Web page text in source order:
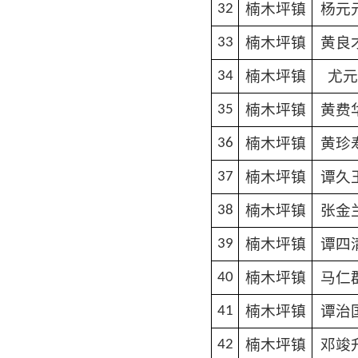
32 楠木坪镇 杨元
33 楠木坪镇 黄良
34 楠木坪镇 尤元
35 楠木坪镇 黄费
36 楠木坪镇 黄珍
37 楠木坪镇 谭久
38 楠木坪镇 张金
39 楠木坪镇 谭四
40 楠木坪镇 马仁
41 楠木坪镇 谭治
42 楠木坪镇 邓竣